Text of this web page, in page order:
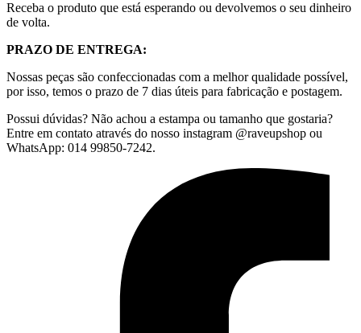
Receba o produto que está esperando ou devolvemos o seu dinheiro
de volta.
PRAZO DE ENTREGA:
Nossas peças são confeccionadas com a melhor qualidade possível,
por isso, temos o prazo de 7 dias úteis para fabricação e postagem.
Possui dúvidas? Não achou a estampa ou tamanho que gostaria?
Entre em contato através do nosso instagram @raveupshop ou
WhatsApp: 014 99850-7242.